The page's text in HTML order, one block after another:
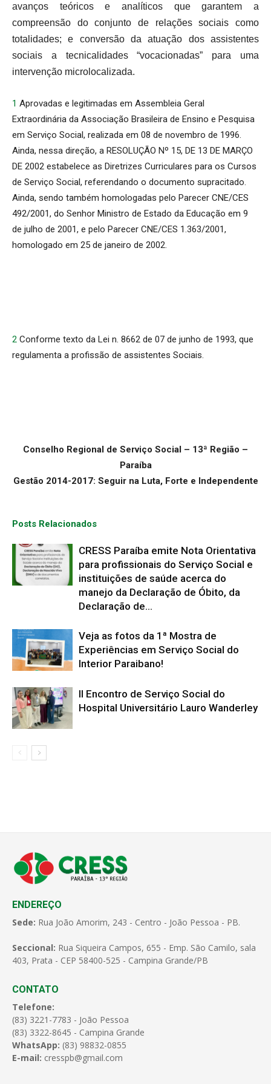
avanços teóricos e analíticos que garantem a
compreensão do conjunto de relações sociais como
totalidades; e conversão da atuação dos assistentes
sociais a tecnicalidades “vocacionadas” para uma
intervenção microlocalizada.
1  Aprovadas e legitimadas em Assembleia Geral
Extraordinária da Associação Brasileira de Ensino e Pesquisa
em Serviço Social, realizada em 08 de novembro de 1996.
Ainda, nessa direção, a RESOLUÇÃO Nº 15, DE 13 DE MARÇO
DE 2002 estabelece as Diretrizes Curriculares para os Cursos
de Serviço Social, referendando o documento supracitado.
Ainda, sendo também homologadas pelo Parecer CNE/CES
492/2001, do Senhor Ministro de Estado da Educação em 9
de julho de 2001, e pelo Parecer CNE/CES 1.363/2001,
homologado em 25 de janeiro de 2002.
2  Conforme texto da Lei n. 8662 de 07 de junho de 1993, que
regulamenta a profissão de assistentes Sociais.
Conselho Regional de Serviço Social – 13ª Região –
Paraíba
Gestão 2014-2017: Seguir na Luta, Forte e Independente
Posts Relacionados
CRESS Paraíba emite Nota Orientativa
para profissionais do Serviço Social e
instituições de saúde acerca do
manejo da Declaração de Óbito, da
Declaração de...
Veja as fotos da 1ª Mostra de
Experiências em Serviço Social do
Interior Paraibano!
II Encontro de Serviço Social do
Hospital Universitário Lauro Wanderley
ENDEREÇO
Sede: Rua João Amorim, 243 - Centro - João Pessoa - PB.
Seccional: Rua Siqueira Campos, 655 - Emp. São Camilo, sala
403, Prata - CEP 58400-525 - Campina Grande/PB
CONTATO
Telefone:
(83) 3221-7783 - João Pessoa
(83) 3322-8645 - Campina Grande
WhatsApp: (83) 98832-0855
E-mail: cresspb@gmail.com